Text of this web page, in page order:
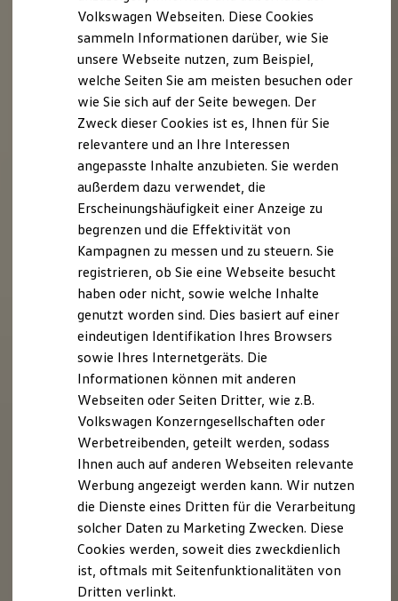
Connect Pro
Fleet Interface Data
Multistop Pathfinder
Übersicht Software Updates
Hilfreiches für Besitzer
Fahrerassistenz- und Sicherheitssysteme
Kontrollleuchten
Kurzfahrprofile und Ölverdünnung
XTL-Dieselkraftstoff
Ersatzteile und Betriebsflüssigkeiten
Original Zubehör und Lifestyle Produkte
myVolkswagen
myVolkswagen Business
Elektrisch & Autonom
Elektro - & Hybridfahrzeuge
Unser Ansatz
Klimafreundlicher Strom
Reichweite & Ladelösungen
Reichweitensimulator
Ladezeitensimulator
Ladelösungen für Privatkunden
Ladelösungen für Gewerbekunden
Wallbox und Ladekabel
Förderung & Kosten der Elektrofahrzeuge
Fördermöglichkeiten für Privatkunden
Fördermöglichkeiten für Gewerbekunden
Autonomes Fahren
Mehr zum ID. Buzz
Online Beratung
California Club
California Magazin & Ratgeber
Vanlife
Volkswagen Webseiten. Diese Cookies
sammeln Informationen darüber, wie Sie
unsere Webseite nutzen, zum Beispiel,
welche Seiten Sie am meisten besuchen oder
wie Sie sich auf der Seite bewegen. Der
Zweck dieser Cookies ist es, Ihnen für Sie
relevantere und an Ihre Interessen
angepasste Inhalte anzubieten. Sie werden
außerdem dazu verwendet, die
Erscheinungshäufigkeit einer Anzeige zu
begrenzen und die Effektivität von
Kampagnen zu messen und zu steuern. Sie
registrieren, ob Sie eine Webseite besucht
haben oder nicht, sowie welche Inhalte
genutzt worden sind. Dies basiert auf einer
eindeutigen Identifikation Ihres Browsers
sowie Ihres Internetgeräts. Die
Informationen können mit anderen
Webseiten oder Seiten Dritter, wie z.B.
Volkswagen Konzerngesellschaften oder
Werbetreibenden, geteilt werden, sodass
Ihnen auch auf anderen Webseiten relevante
Werbung angezeigt werden kann. Wir nutzen
die Dienste eines Dritten für die Verarbeitung
solcher Daten zu Marketing Zwecken. Diese
Cookies werden, soweit dies zweckdienlich
ist, oftmals mit Seitenfunktionalitäten von
Dritten verlinkt.